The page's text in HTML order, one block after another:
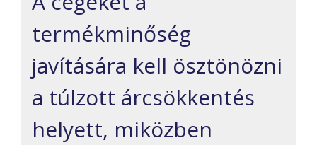
termékminőség
javítására kell ösztönözni
a túlzott árcsökkentés
helyett, miközben